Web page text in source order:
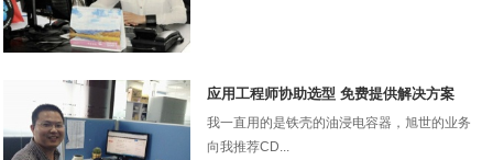
应用工程师协助选型 免费提供解决方案
我一直用的是铁壳的油浸电容器，旭世的业务
向我推荐CD...